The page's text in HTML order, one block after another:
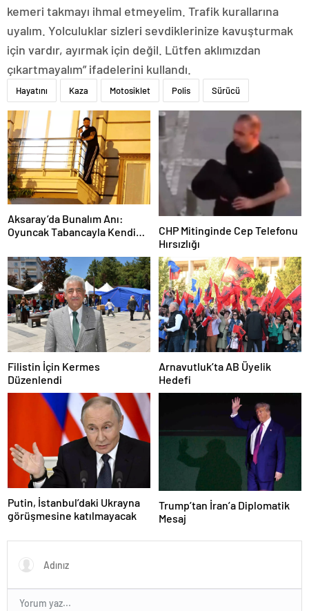
kemeri takmayı ihmal etmeyelim. Trafik kurallarına
uyalım. Yolculuklar sizleri sevdiklerinize kavuşturmak
için vardır, ayırmak için değil. Lütfen aklımızdan
çıkartmayalım” ifadelerini kullandı.
Hayatını Kaza Motosiklet Polis Sürücü
Aksaray’da Bunalım Anı:
Oyuncak Tabancayla Kendine
CHP Mitinginde Cep Telefonu
Hırsızlığı
Filistin İçin Kermes
Düzenlendi
Arnavutluk’ta AB Üyelik
Hedefi
Putin, İstanbul’daki Ukrayna
görüşmesine katılmayacak
Trump’tan İran’a Diplomatik
Mesaj